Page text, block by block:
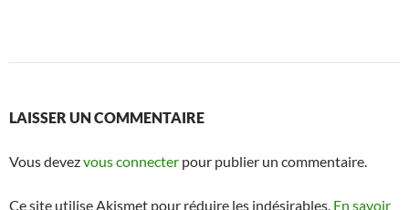
LAISSER UN COMMENTAIRE
Vous devezvous connecter pour publier un commentaire.
Ce site utilise Akismet pour réduire les indésirables. En savoir